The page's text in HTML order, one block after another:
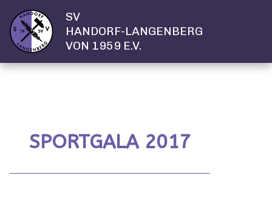
SV
HANDORF-LANGENBERG
VON 1959 E.V.
SPORTGALA 2017